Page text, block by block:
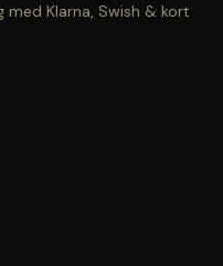
med Klarna, Swish & kort